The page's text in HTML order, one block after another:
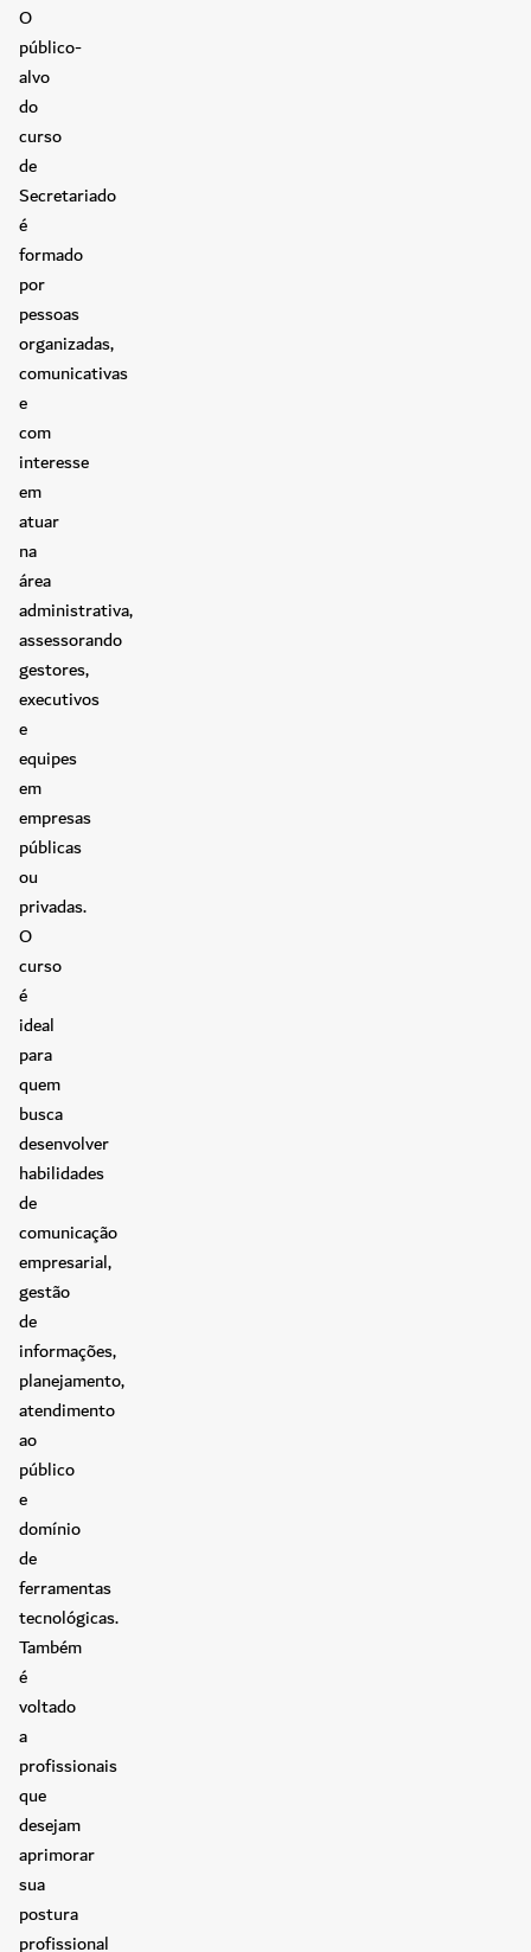
O
público-
alvo
do
curso
de
Secretariado
é
formado
por
pessoas
organizadas,
comunicativas
e
com
interesse
em
atuar
na
área
administrativa,
assessorando
gestores,
executivos
e
equipes
em
empresas
públicas
ou
privadas.
O
curso
é
ideal
para
quem
busca
desenvolver
habilidades
de
comunicação
empresarial,
gestão
de
informações,
planejamento,
atendimento
ao
público
e
domínio
de
ferramentas
tecnológicas.
Também
é
voltado
a
profissionais
que
desejam
aprimorar
sua
postura
profissional